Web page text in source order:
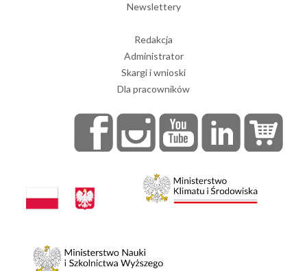
Newslettery
Redakcja
Administrator
Skargi i wnioski
Dla pracowników